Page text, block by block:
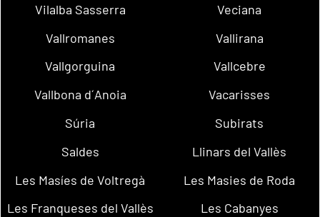
Vilalba Sasserra
Veciana
Vallromanes
Vallirana
Vallgorguina
Vallcebre
Vallbona d´Anoia
Vacarisses
Súria
Subirats
Saldes
Llinars del Vallès
Les Masíes de Voltregà
Les Masies de Roda
Les Franqueses del Vallès
Les Cabanyes